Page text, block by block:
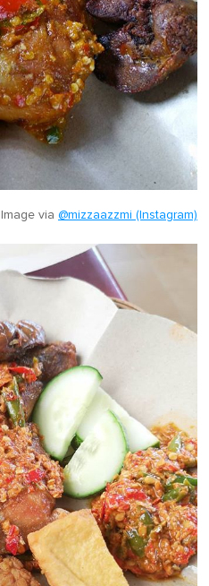
Image via @mizzaazzmi (Instagram)